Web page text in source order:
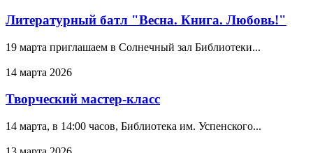
Литературный батл "Весна. Книга. Любовь!"
19 марта приглашаем в Солнечный зал Библиотеки...
14 марта 2026
Творческий мастер-класс
14 марта, в 14:00 часов, Библиотека им. Успенского...